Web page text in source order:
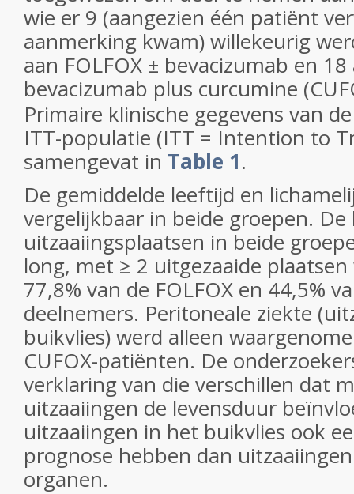
wie er 9 (aangezien één patiënt
aanmerking kwam) willekeurig
aan FOLFOX ± bevacizumab en 18
bevacizumab plus curcumine
Primaire klinische gegevens van
ITT-populatie (ITT = Intention to
samengevat in Table 1.
De gemiddelde leeftijd en
vergelijkbaar in beide groepen.
uitzaaiingsplaatsen in beide
long, met ≥ 2 uitgezaaide
77,8% van de FOLFOX en 44,5%
deelnemers. Peritoneale ziekte
buikvlies) werd alleen
CUFOX-patiënten. De
verklaring van die verschillen dat
uitzaaiingen de levensduur
uitzaaiingen in het buikvlies ook
prognose hebben dan
organen.